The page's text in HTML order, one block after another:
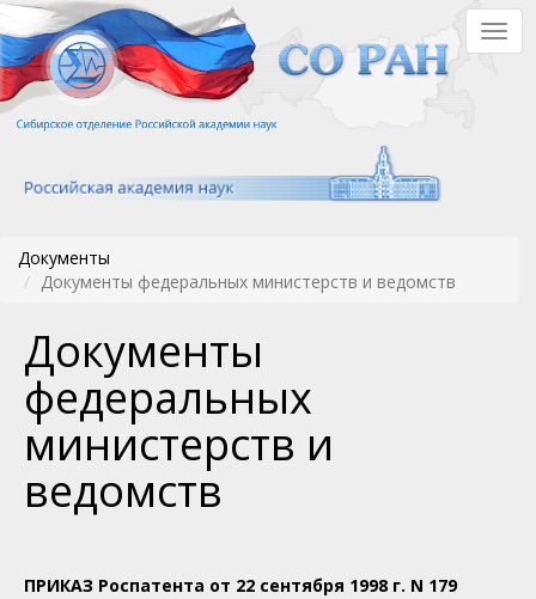
Перейти
к
основному
содержанию
Документы
Документы федеральных министерств и ведомств
Документы
федеральных
министерств и
ведомств
ПРИКАЗ Роспатента от 22 сентября 1998 г. N 179